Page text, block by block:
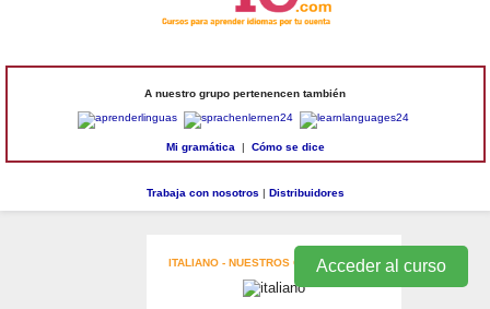
Acceder al curso
A nuestro grupo pertenencen también
Mi gramática | Cómo se dice
Trabaja con nosotros | Distribuidores
ITALIANO - NUESTROS CURSOS